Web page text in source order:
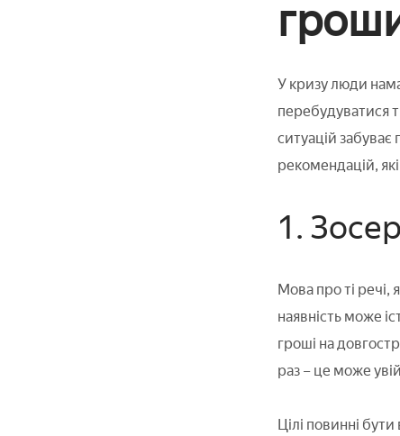
У кризу люди
перебудуватися
ситуацій
рекомендацій,
1.
Мова про ті речі,
наявність може
гроші на
раз – це може
Цілі повинні